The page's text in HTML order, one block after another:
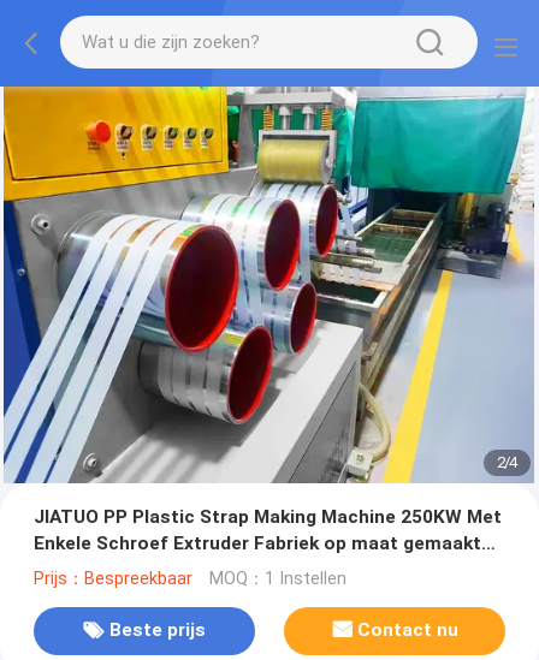
2/4
JIATUO PP Plastic Strap Making Machine 250KW Met
Enkele Schroef Extruder Fabriek op maat gemaakte
9-32mm PET plastic omsnoeringsproductielijn PET
output
Prijs：Bespreekbaar MOQ：1 Instellen
Beste prijs Contact nu